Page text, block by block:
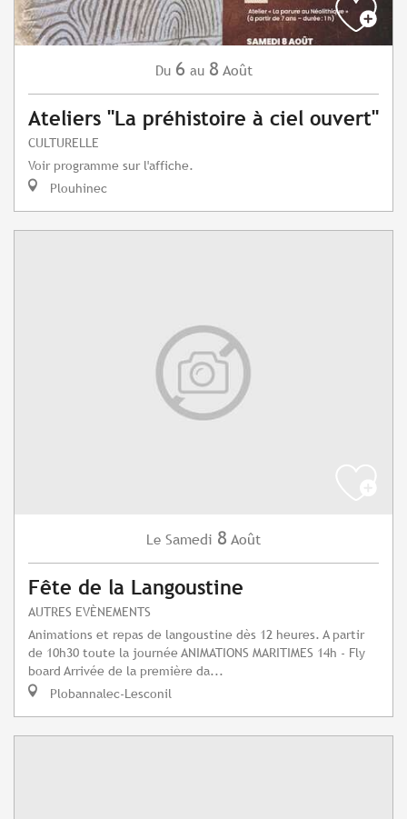
Du 6 au 8 Août
Ateliers "La préhistoire à ciel ouvert"
CULTURELLE
Voir programme sur l'affiche.
Plouhinec
Le Samedi 8 Août
Fête de la Langoustine
AUTRES EVÈNEMENTS
Animations et repas de langoustine dès 12 heures. A partir
de 10h30 toute la journée ANIMATIONS MARITIMES 14h - Fly
board Arrivée de la première da...
Plobannalec-Lesconil